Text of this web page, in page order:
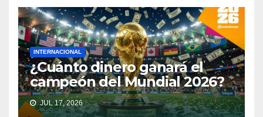
INTERNACIONAL
¿Cuánto dinero ganará el
campeón del Mundial 2026?
JUL 17, 2026